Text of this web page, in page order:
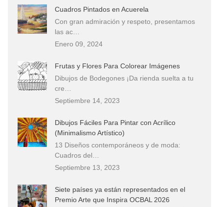
Cuadros Pintados en Acuerela
Con gran admiración y respeto, presentamos
las ac…
Enero 09, 2024
Frutas y Flores Para Colorear Imágenes
Dibujos de Bodegones ¡Da rienda suelta a tu
cre…
Septiembre 14, 2023
Dibujos Fáciles Para Pintar con Acrílico
(Minimalismo Artístico)
13 Diseños contemporáneos y de moda:
Cuadros del…
Septiembre 13, 2023
Siete países ya están representados en el
Premio Arte que Inspira OCBAL 2026